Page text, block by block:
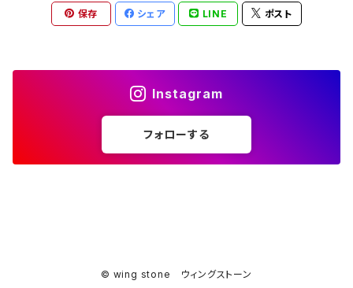
保存 シェア LINE ポスト
Instagram
フォローする
© wing stone ウィングストーン